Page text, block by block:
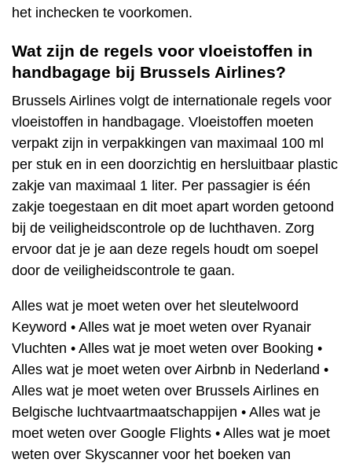
het inchecken te voorkomen.
Wat zijn de regels voor vloeistoffen in
handbagage bij Brussels Airlines?
Brussels Airlines volgt de internationale regels voor
vloeistoffen in handbagage. Vloeistoffen moeten
verpakt zijn in verpakkingen van maximaal 100 ml
per stuk en in een doorzichtig en hersluitbaar plastic
zakje van maximaal 1 liter. Per passagier is één
zakje toegestaan en dit moet apart worden getoond
bij de veiligheidscontrole op de luchthaven. Zorg
ervoor dat je je aan deze regels houdt om soepel
door de veiligheidscontrole te gaan.
Alles wat je moet weten over het sleutelwoord
Keyword • Alles wat je moet weten over Ryanair
Vluchten • Alles wat je moet weten over Booking •
Alles wat je moet weten over Airbnb in Nederland •
Alles wat je moet weten over Brussels Airlines en
Belgische luchtvaartmaatschappijen • Alles wat je
moet weten over Google Flights • Alles wat je moet
weten over Skyscanner voor het boeken van